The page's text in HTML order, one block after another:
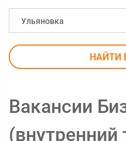
Ульяновка
НАЙТИ
Вакансии